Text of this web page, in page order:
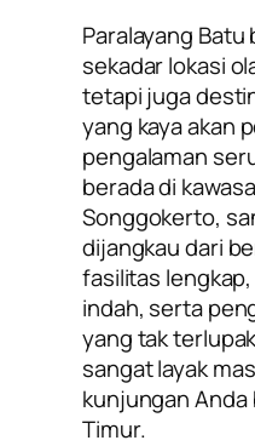
Paralayang Batu
sekadar lokasi
tetapi juga
yang kaya akan
pengalaman
berada di
Songgokerto,
dijangkau dari
fasilitas
indah, serta
yang tak
sangat layak
kunjungan
Timur.